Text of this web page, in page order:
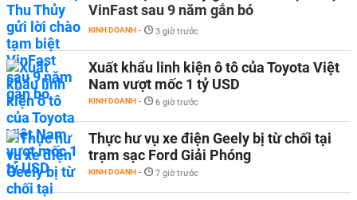
VinFast sau 9 năm gắn bó
KINH DOANH - 3 giờ trước
Xuất khẩu linh kiện ô tô của Toyota Việt
Nam vượt mốc 1 tỷ USD
KINH DOANH - 6 giờ trước
Thực hư vụ xe điện Geely bị từ chối tại
trạm sạc Ford Giải Phóng
KINH DOANH - 7 giờ trước